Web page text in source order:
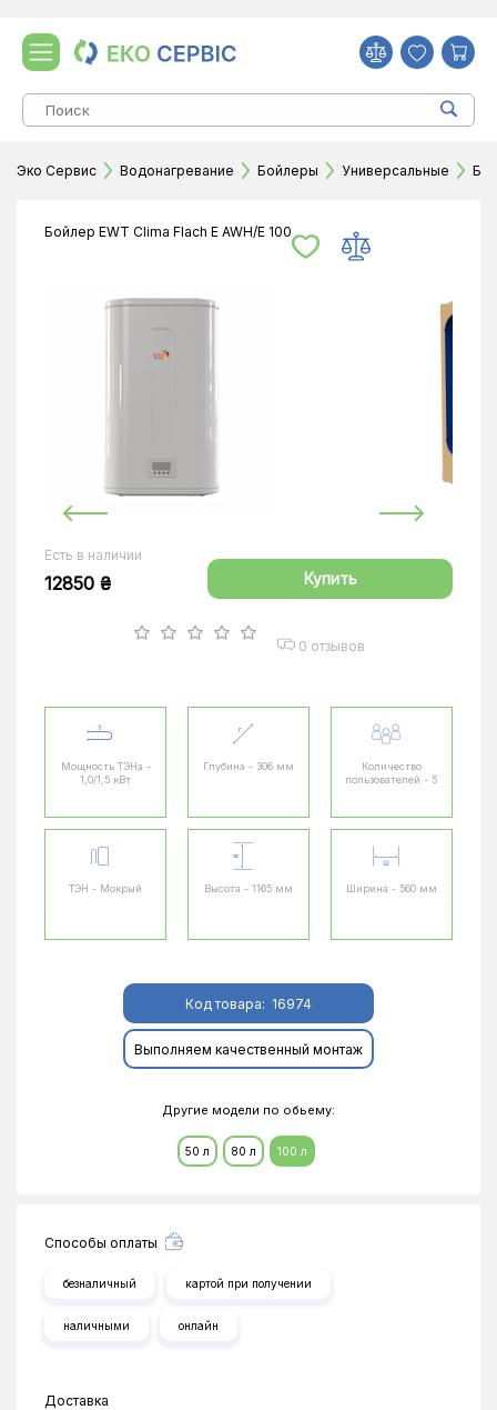
Эко Сервис Водонагревание Бойлеры Универсальные
Бойлер EWT Clima Flach E AWH/E 100
Есть в наличии
12850 ₴ Купить
0 отзывов
Мощность ТЭНа -
1,0/1,5 кВт
Глубина - 306 мм
Количество
пользователей - 5
ТЭН - Мокрый Высота - 1165 мм Ширина - 560 мм
Код товара: 16974
Выполняем качественный монтаж
Другие модели по обьему:
50 л 80 л 100 л
Способы оплаты
безналичный картой при получении
наличными онлайн
Доставка